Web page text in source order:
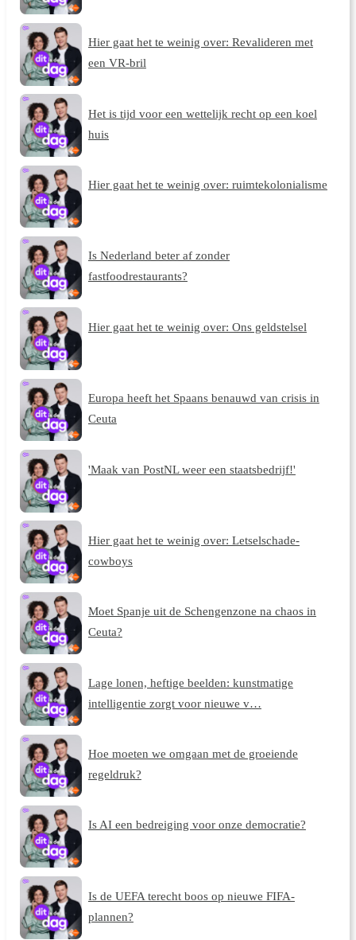
Hier gaat het te weinig over: Revalideren met
een VR-bril
Het is tijd voor een wettelijk recht op een koel
huis
Hier gaat het te weinig over: ruimtekolonialisme
Is Nederland beter af zonder
fastfoodrestaurants?
Hier gaat het te weinig over: Ons geldstelsel
Europa heeft het Spaans benauwd van crisis in
Ceuta
'Maak van PostNL weer een staatsbedrijf!'
Hier gaat het te weinig over: Letselschade-
cowboys
Moet Spanje uit de Schengenzone na chaos in
Ceuta?
Lage lonen, heftige beelden: kunstmatige
intelligentie zorgt voor nieuwe v…
Hoe moeten we omgaan met de groeiende
regeldruk?
Is AI een bedreiging voor onze democratie?
Is de UEFA terecht boos op nieuwe FIFA-
plannen?